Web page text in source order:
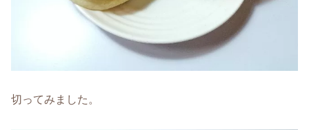
切ってみました。